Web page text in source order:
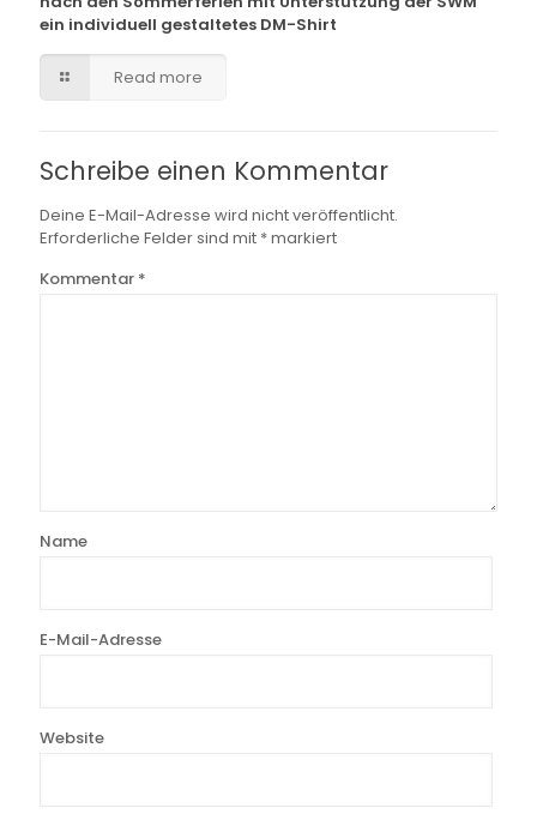
ein individuell gestaltetes DM-Shirt
Read more
Schreibe einen Kommentar
Deine E-Mail-Adresse wird nicht veröffentlicht.
Erforderliche Felder sind mit *markiert
Kommentar *
Name
E-Mail-Adresse
Website